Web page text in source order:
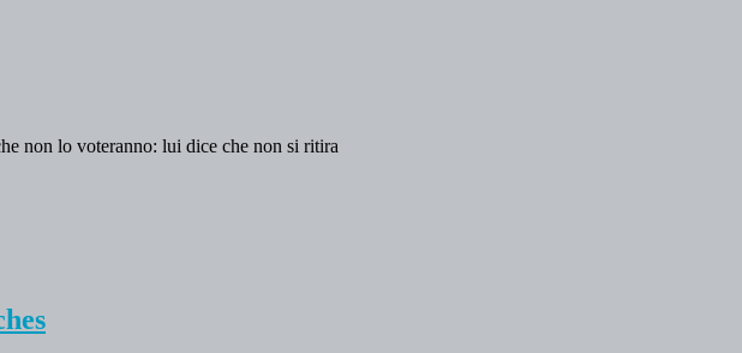
non lo voteranno: lui dice che non si ritira